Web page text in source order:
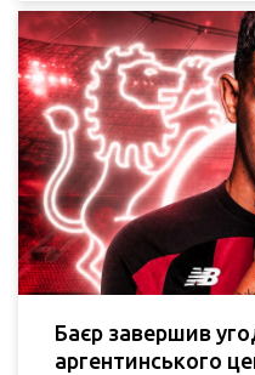
Баєр завершив
аргентинського